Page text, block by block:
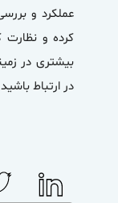
عملکرد و
کرده و نظارت
بیشتری در
در ارتباط